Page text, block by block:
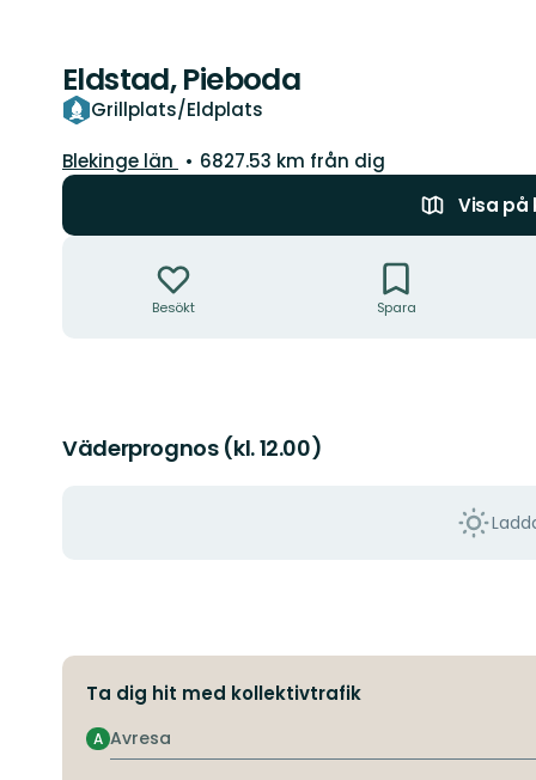
Eldstad, Pieboda
Grillplats/Eldplats
Län:
Blekinge län
6827.53 km från dig
Visa på
Besökt Spara
Väderprognos (kl. 12.00)
Ta dig hit med kollektivtrafik
Avresa
A